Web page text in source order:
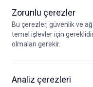
Zorunlu çerezler
Bu çerezler, güvenlik ve
temel işlevler için
olmaları gerekir.
Analiz çerezleri